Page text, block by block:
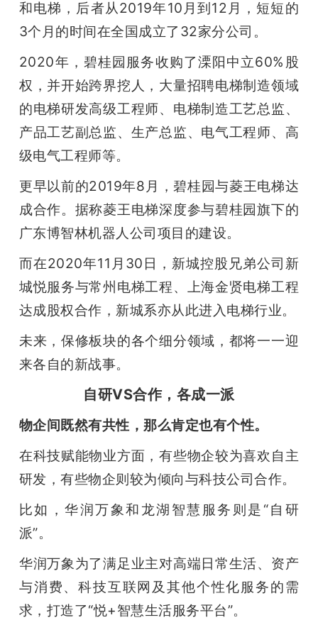
和电梯，后者从2019年10月到12月，短短的
3个月的时间在全国成立了32家分公司。
2020年，碧桂园服务收购了溧阳中立60%股
权，并开始跨界挖人，大量招聘电梯制造领域
的电梯研发高级工程师、电梯制造工艺总监、
产品工艺副总监、生产总监、电气工程师、高
级电气工程师等。
更早以前的2019年8月，碧桂园与菱王电梯达
成合作。据称菱王电梯深度参与碧桂园旗下的
广东博智林机器人公司项目的建设。
而在2020年11月30日，新城控股兄弟公司新
城悦服务与常州电梯工程、上海金贤电梯工程
达成股权合作，新城系亦从此进入电梯行业。
未来，保修板块的各个细分领域，都将一一迎
来各自的新战事。
自研VS合作，各成一派
物企间既然有共性，那么肯定也有个性。
在科技赋能物业方面，有些物企较为喜欢自主
研发，有些物企则较为倾向与科技公司合作。
比如，华润万象和龙湖智慧服务则是“自研
派”。
华润万象为了满足业主对高端日常生活、资产
与消费、科技互联网及其他个性化服务的需
求，打造了“悦+智慧生活服务平台”。